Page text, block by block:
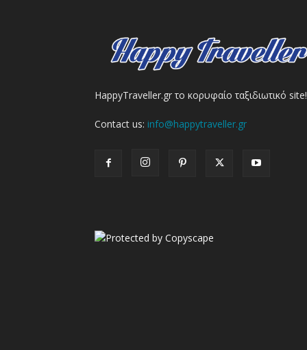
HappyTraveller.gr το κορυφαίο ταξιδιωτικό site!
Contact us: info@happytraveller.gr